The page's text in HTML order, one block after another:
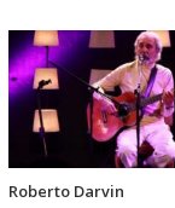
Roberto Darvin